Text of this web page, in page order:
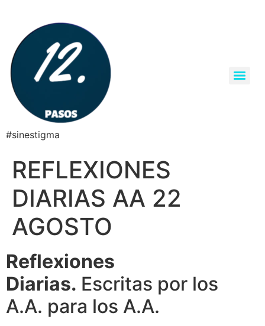
#sinestigma
REFLEXIONES
DIARIAS AA 22
AGOSTO
Reflexiones
Diarias. Escritas por los
A.A. para los A.A.